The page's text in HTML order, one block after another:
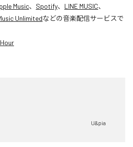
Music、 Spotify、 LINE MUSIC、
Unlimitedなどの音楽配信サービスで
U&pia